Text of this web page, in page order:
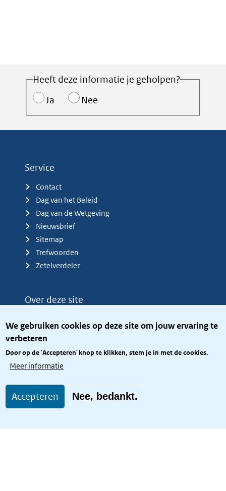
We gebruiken cookies op deze site om jouw ervaring te
verbeteren
Door op de 'Accepteren' knop te klikken, stem je in met de cookies.
Meer informatie
Accepteren Nee, bedankt.
Heeft deze informatie je geholpen?
Ja
Nee
Service
Contact
Dag van het Beleid
Dag van de Wetgeving
Nieuwsbrief
Sitemap
Trefwoorden
Zetelverdeler
Over deze site
Privacy
Toegang site openbaar
Toegankelijkheid